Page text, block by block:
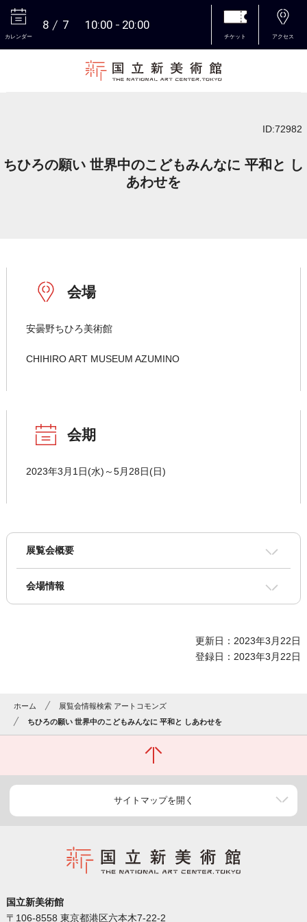
カレンダー
8 7 10:00 20:00
チケット アクセス
ID:72982
ちひろの願い 世界中のこどもみんなに 平和と し
あわせを
会場
安曇野ちひろ美術館
CHIHIRO ART MUSEUM AZUMINO
会期
2023年3月1日(水)～5月28日(日)
展覧会概要
会場情報
更新日：2023年3月22日
登録日：2023年3月22日
ホーム
展覧会情報検索 アートコモンズ
ちひろの願い 世界中のこどもみんなに 平和と しあわせを
サイトマップを開く
国立新美術館
〒106-8558 東京都港区六本木7-22-2